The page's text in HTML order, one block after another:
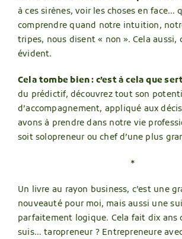
à ces sirènes, voir les choses en face…
comprendre quand notre intuition,
tripes, nous disent « non ». Cela aussi,
évident.
Cela tombe bien : c’est à cela que
du prédictif, découvrez tout son
d’accompagnement, appliqué aux
avons à prendre dans notre vie
soit solopreneur ou chef d’une plus
*
Un livre au rayon business, c’est une
nouveauté pour moi, mais aussi une
parfaitement logique. Cela fait dix ans
suis… taropreneur ? Entrepreneure